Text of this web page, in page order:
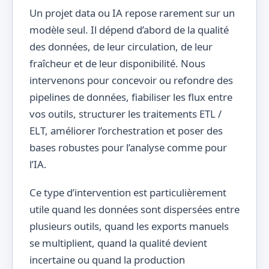
Un projet data ou IA repose rarement sur un
modèle seul. Il dépend d’abord de la qualité
des données, de leur circulation, de leur
fraîcheur et de leur disponibilité. Nous
intervenons pour concevoir ou refondre des
pipelines de données, fiabiliser les flux entre
vos outils, structurer les traitements ETL /
ELT, améliorer l’orchestration et poser des
bases robustes pour l’analyse comme pour
l’IA.
Ce type d’intervention est particulièrement
utile quand les données sont dispersées entre
plusieurs outils, quand les exports manuels
se multiplient, quand la qualité devient
incertaine ou quand la production